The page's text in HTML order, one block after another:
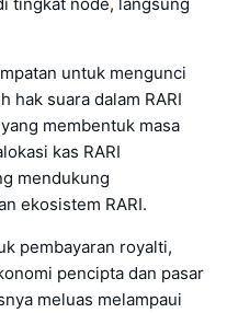
untuk mengunci
hak suara dalam RARI
membentuk masa
kas RARI
mendukung
ekosistem RARI.
pembayaran royalti,
pencipta dan pasar
meluas melampaui